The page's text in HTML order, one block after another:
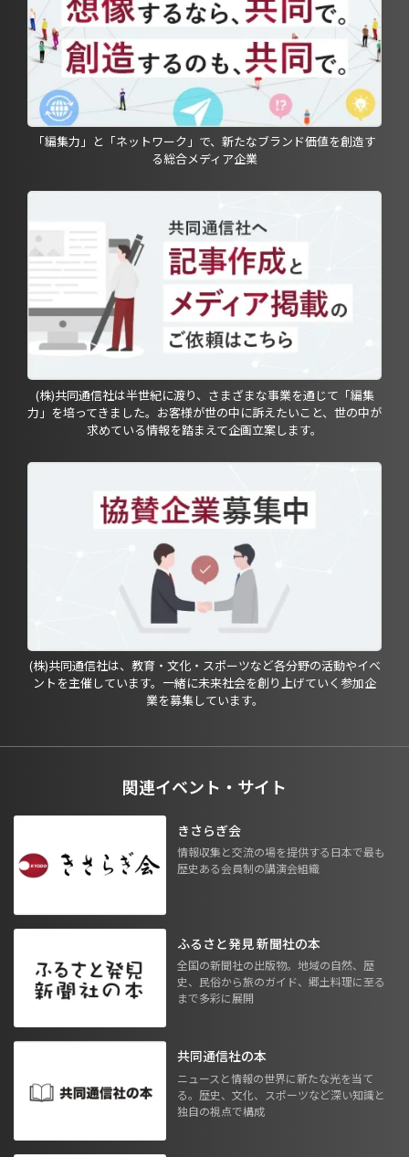
「編集力」と「ネットワーク」で、新たなブランド価値を創造す
る総合メディア企業
(株)共同通信社は半世紀に渡り、さまざまな事業を通じて「編集
力」を培ってきました。お客様が世の中に訴えたいこと、世の中が
求めている情報を踏まえて企画立案します。
(株)共同通信社は、教育・文化・スポーツなど各分野の活動やイベ
ントを主催しています。一緒に未来社会を創り上げていく参加企
業を募集しています。
関連イベント・サイト
きさらぎ会
情報収集と交流の場を提供する日本で最も
歴史ある会員制の講演会組織
ふるさと発見 新聞社の本
全国の新聞社の出版物。地域の自然、歴
史、民俗から旅のガイド、郷土料理に至る
まで多彩に展開
共同通信社の本
ニュースと情報の世界に新たな光を当て
る。歴史、文化、スポーツなど深い知識と
独自の視点で構成